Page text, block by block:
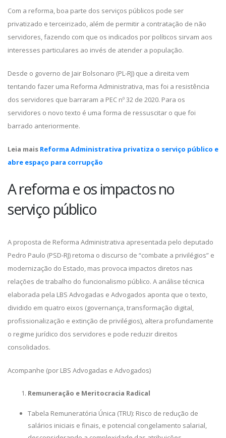
Com a reforma, boa parte dos serviços públicos pode ser
privatizado e terceirizado, além de permitir a contratação de não
servidores, fazendo com que os indicados por políticos sirvam aos
interesses particulares ao invés de atender a população.
Desde o governo de Jair Bolsonaro (PL-RJ) que a direita vem
tentando fazer uma Reforma Administrativa, mas foi a resistência
dos servidores que barraram a PEC nº 32 de 2020. Para os
servidores o novo texto é uma forma de ressuscitar o que foi
barrado anteriormente.
Leia mais Reforma Administrativa privatiza o serviço público e
abre espaço para corrupção
A reforma e os impactos no
serviço público
A proposta de Reforma Administrativa apresentada pelo deputado
Pedro Paulo (PSD-RJ) retoma o discurso de “combate a privilégios” e
modernização do Estado, mas provoca impactos diretos nas
relações de trabalho do funcionalismo público. A análise técnica
elaborada pela LBS Advogadas e Advogados aponta que o texto,
dividido em quatro eixos (governança, transformação digital,
profissionalização e extinção de privilégios), altera profundamente
o regime jurídico dos servidores e pode reduzir direitos
consolidados.
Acompanhe (por LBS Advogadas e Advogados)
Remuneração e Meritocracia Radical
Tabela Remuneratória Única (TRU): Risco de redução de
salários iniciais e finais, e potencial congelamento salarial,